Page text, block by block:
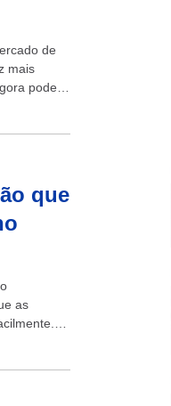
de
mais
pode
que
as